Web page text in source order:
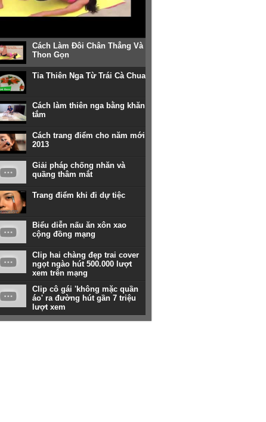
Cách Làm Đôi Chân Thẳng Và
Thon Gọn
Tỉa Thiên Nga Từ Trái Cà Chua
Cách làm thiên nga bằng khăn
tắm
Cách trang điểm cho năm mới
2013
Giải pháp chống nhăn và
quầng thâm mắt
Trang điểm khi đi dự tiệc
Biểu diễn nấu ăn xôn xao
cộng đồng mạng
Clip hai chàng đẹp trai cover
ngọt ngào hút 500.000 lượt
xem trên mạng
Clip cô gái 'không mặc quần
áo' ra đường hút gần 7 triệu
lượt xem